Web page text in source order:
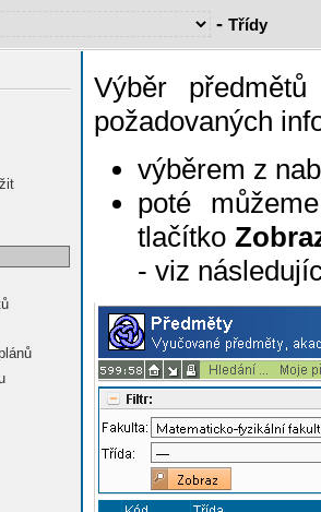
- Třídy
Výběr
požadovaných
výběrem z
poté
tlačítko
- viz